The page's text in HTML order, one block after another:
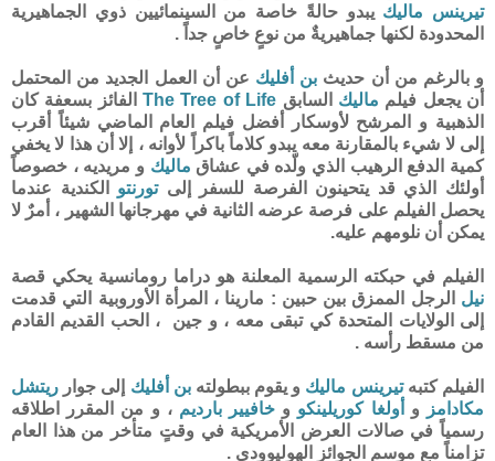
تيرينس ماليك يبدو حالةً خاصة من السينمائيين ذوي الجماهيرية
المحدودة لكنها جماهيريةٌ من نوعٍ خاصٍ جداً .
و بالرغم من أن حديث بن أفليك عن أن العمل الجديد من المحتمل
أن يجعل فيلم ماليك السابق The Tree of Life الفائز بسعفة كان
الذهبية و المرشح لأوسكار أفضل فيلم العام الماضي شيئاً أقرب
إلى لا شيء بالمقارنة معه يبدو كلاماً باكراً لأوانه ، إلا أن هذا لا يخفي
كمية الدفع الرهيب الذي ولّده في عشاق ماليك و مريديه ، خصوصاً
أولئك الذي قد يتحينون الفرصة للسفر إلىتورنتو الكندية عندما
يحصل الفيلم على فرصة عرضه الثانية في مهرجانها الشهير ، أمرٌ لا
يمكن أن نلومهم عليه.
الفيلم في حبكته الرسمية المعلنة هو دراما رومانسية يحكي قصة
نيل الرجل الممزق بين حبين : مارينا ، المرأة الأوروبية التي قدمت
إلى الولايات المتحدة كي تبقى معه ، و جين ، الحب القديم القادم
من مسقط رأسه .
الفيلم كتبهتيرينس ماليك و يقوم ببطولتهبن أفليك إلى جوار ريتشل
مكادامز
و أولغا كوريلينكو و خافيير بارديم ، و من المقرر اطلاقه
رسمياً في صالات العرض الأمريكية في وقتٍ متأخر من هذا العام
تزامناً مع موسم الجوائز الهوليوودي .